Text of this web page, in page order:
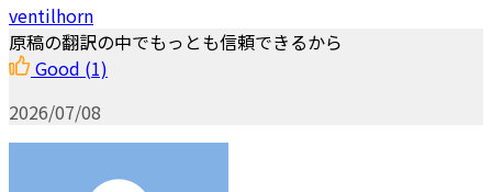
ventilhorn
原稿の翻訳の中でもっとも信頼できるから
Good (1)
2026/07/08